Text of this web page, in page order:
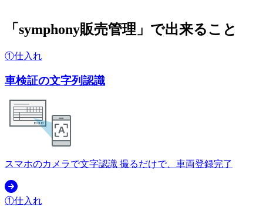
「symphony販売管理」で出来ること
①仕入れ
車検証の文字列認識
スマホのカメラで文字認識 撮るだけで、車両登録完了
①仕入れ